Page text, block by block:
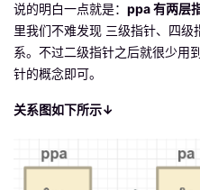
动
关
注
的
开
者
我
的
Programs
我
的
支
说的明白一点就是： ppa 有两层
里我们不难发现 三级指针、四级
系。不过二级指针之后就很少用
针的概念即可。
关系图如下所示↓